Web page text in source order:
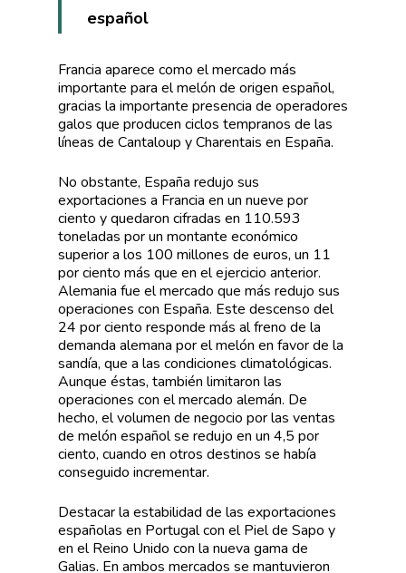
español
Francia aparece como el mercado más
importante para el melón de origen español,
gracias la importante presencia de operadores
galos que producen ciclos tempranos de las
líneas de Cantaloup y Charentais en España.
No obstante, España redujo sus
exportaciones a Francia en un nueve por
ciento y quedaron cifradas en 110.593
toneladas por un montante económico
superior a los 100 millones de euros, un 11
por ciento más que en el ejercicio anterior.
Alemania fue el mercado que más redujo sus
operaciones con España. Este descenso del
24 por ciento responde más al freno de la
demanda alemana por el melón en favor de la
sandía, que a las condiciones climatológicas.
Aunque éstas, también limitaron las
operaciones con el mercado alemán. De
hecho, el volumen de negocio por las ventas
de melón español se redujo en un 4,5 por
ciento, cuando en otros destinos se había
conseguido incrementar.
Destacar la estabilidad de las exportaciones
españolas en Portugal con el Piel de Sapo y
en el Reino Unido con la nueva gama de
Galias. En ambos mercados se mantuvieron